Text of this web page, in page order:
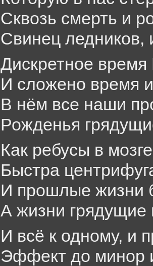
Сквозь смерть и
Свинец ледников,
Дискретное
И сложено время
В нём все наши
Рожденья
Как ребусы в
Быстра
И прошлые жизни
А жизни грядущие
И всё к одному, и
Эффект до минор